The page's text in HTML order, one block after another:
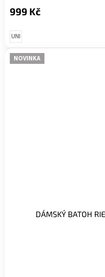
999 Kč
UNI
NOVINKA
DÁMSKÝ BATOH